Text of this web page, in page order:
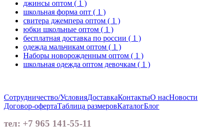
джинсы оптом ( 1 )
школьная форма опт ( 1 )
свитера джемпера оптом ( 1 )
юбки школьные оптом ( 1 )
бесплатная доставка по россии ( 1 )
одежда мальчикам оптом ( 1 )
Наборы новорожденным оптом ( 1 )
школьная одежда оптом девочкам ( 1 )
Сотрудничество/УсловияДоставкаКонтактыО насНовости
Договор-офертаТаблица размеровКаталогБлог
тел: +7 965 141-55-11